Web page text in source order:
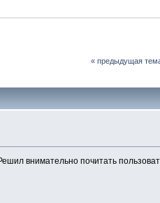
« предыдущая
внимательно почитать